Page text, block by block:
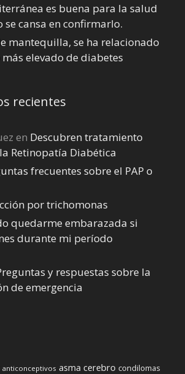
es buena para la salud
se cansa en confirmarlo.
mantequilla, se ha relacionado
elevado de diabetes
recientes
en Descubren tratamiento
Retinopatía Diabética
frecuentes sobre el PAP o
por trichomonas
quedarme embarazada si
durante mi perí­odo
y respuestas sobre la
de emergencia
anticonceptivos asma cerebro condilomas